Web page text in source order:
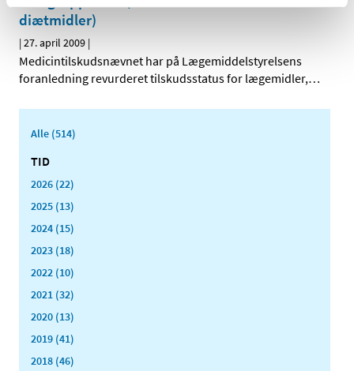
diætmidler)
| 27. april 2009 |
Medicintilskudsnævnet har på Lægemiddelstyrelsens
foranledning revurderet tilskudsstatus for lægemidler,…
Alle (514)
TID
2026 (22)
2025 (13)
2024 (15)
2023 (18)
2022 (10)
2021 (32)
2020 (13)
2019 (41)
2018 (46)